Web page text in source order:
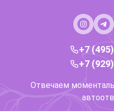
+7
+7
Отвечаем